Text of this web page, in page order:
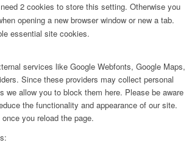
2 cookies to store this setting. Otherwise you
opening a new browser window or new a tab.
essential site cookies.
services like Google Webfonts, Google Maps,
Since these providers may collect personal
we allow you to block them here. Please be aware
the functionality and appearance of our site.
you reload the page.